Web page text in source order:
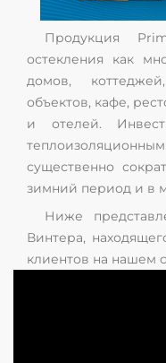
Продукция
остекления как
домов,
объектов, кафе,
и отелей.
существенно
зимний период и в
Ниже
Винтера,
клиентов на нашем